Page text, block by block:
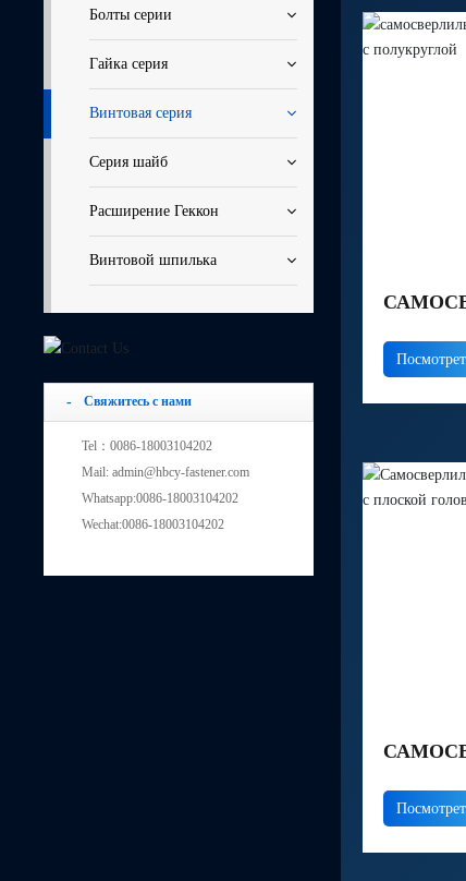
Болты серии
Гайка серия
Винтовая серия
Серия шайб
Расширение Геккон
Винтовой шпилька
Свяжитесь с нами
Tel：0086-18003104202
Mail: admin@hbcy-fastener.com
Whatsapp:0086-18003104202
Wechat:0086-18003104202
ТРУБ С